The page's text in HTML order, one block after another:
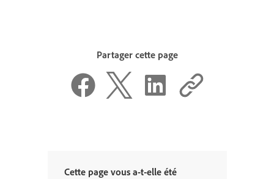
Partager cette page
Cette page vous a-t-elle été